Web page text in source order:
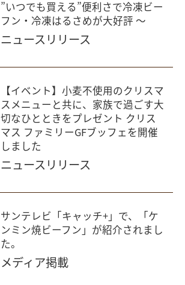
”いつでも買える”便利さで冷凍ビー
フン・冷凍はるさめが大好評 ～
ニュースリリース
【イベント】小麦不使用のクリスマ
スメニューと共に、家族で過ごす大
切なひとときをプレゼント クリス
マス ファミリーGFブッフェを開催
しました
ニュースリリース
サンテレビ「キャッチ+」で、「ケ
ンミン焼ビーフン」が紹介されまし
た。
メディア掲載